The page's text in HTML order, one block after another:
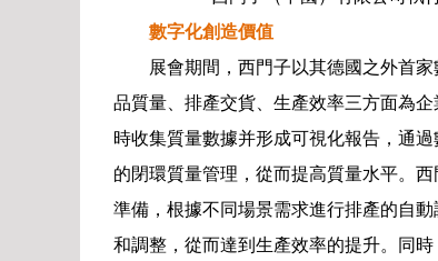
數字化創造價值
展會期間，西門子以其德國之外首
品質量、排產交貨、生產效率三方面為
時收集質量數據并形成可視化報告，通
的閉環質量管理，從而提高質量水平。
準備，根據不同場景需求進行排產的自
和調整，從而達到生產效率的提升。同